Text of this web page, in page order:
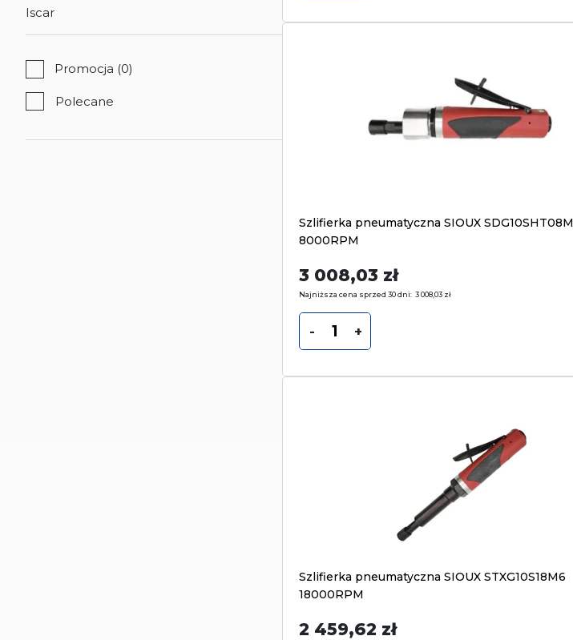
Iscar
Promocja (0)
Szlifierka pneumatyczna SIOUX SDG10SHT08M
8000RPM
3 008,03 zł
Najniższa cena sprzed 30 dni: 3 008,03 zł
- +
Szlifierka pneumatyczna SIOUX STXG10S18M6
18000RPM
2 459,62 zł